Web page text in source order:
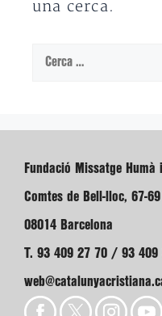
una cerca.
Cerca:
Fundació Missatge Humà
Comtes de Bell-lloc, 67-69
08014 Barcelona
T. 93 409 27 70 / 93 409